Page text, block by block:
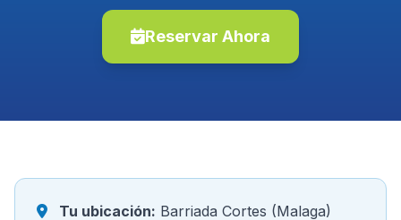
Reservar Ahora
Tu ubicación: Barriada Cortes (Malaga)